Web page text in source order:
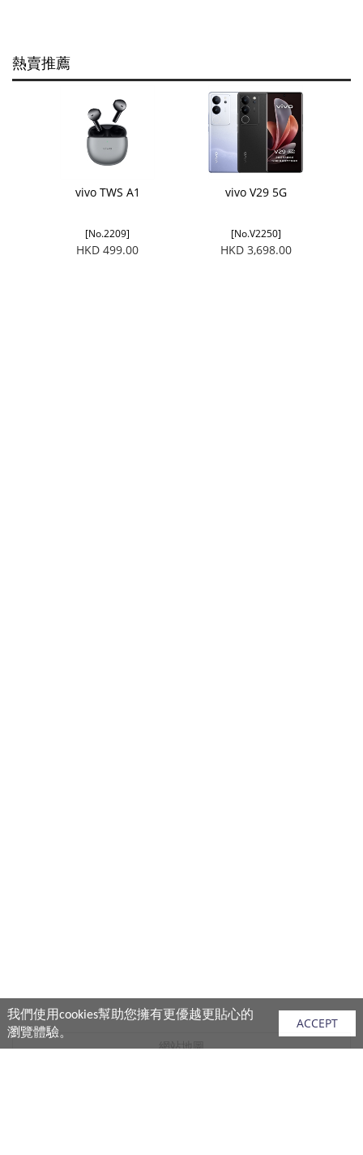
熱賣推薦
vivo TWS A1
[No.2209]
HKD 499.00
vivo V29 5G
[No.V2250]
HKD 3,698.00
網站地圖
我們使用cookies幫助您擁有更優越更貼心的
瀏覽體驗。
ACCEPT